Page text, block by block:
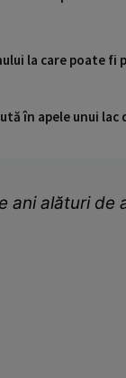
la care poate fi
în apele unui
ani alături de